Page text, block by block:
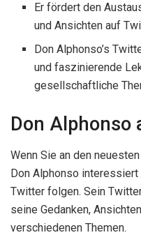
Er fördert den
und Ansichten auf
Don Alphonso’s
und faszinierende
gesellschaftliche
Don
Wenn Sie an den
Don Alphonso
Twitter folgen. Sein
seine Gedanken,
verschiedenen Themen.